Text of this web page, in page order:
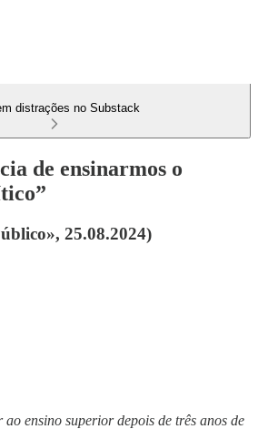
distrações no Substack
de ensinarmos o
25.08.2024)
ao ensino superior depois de três anos de